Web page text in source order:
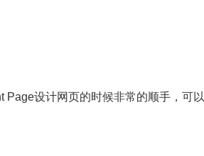
设计网页的时候非常的顺手，可以